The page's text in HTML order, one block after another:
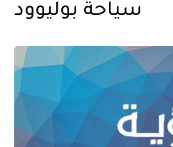
سياحة بوليوود